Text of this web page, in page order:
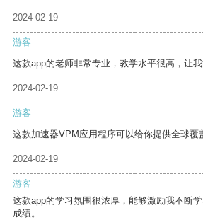
2024-02-19
游客
这款app的老师非常专业，教学水平很高，让我
2024-02-19
游客
这款加速器VPM应用程序可以给你提供全球覆
2024-02-19
游客
这款app的学习氛围很浓厚，能够激励我不断
成绩。